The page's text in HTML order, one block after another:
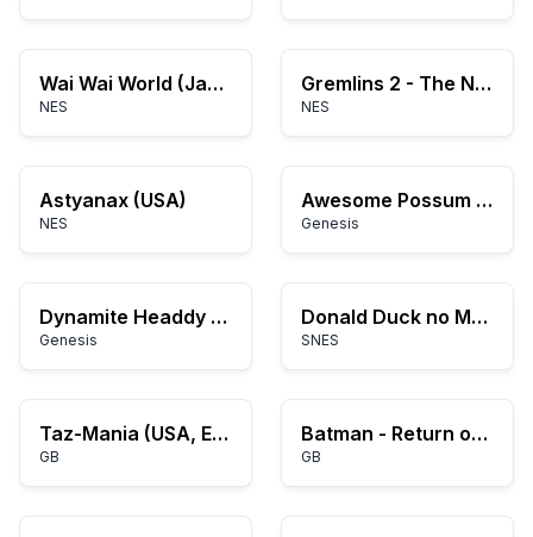
Wai Wai World (Japan)
NES
Gremlins 2 - The New Batch (Europe)
NES
Astyanax (USA)
NES
Awesome Possum (USA)
Genesis
Dynamite Headdy (Japan)
Genesis
Donald Duck no Mahou no Boushi (Japan)
SNES
Taz-Mania (USA, Europe)
GB
Batman - Return of the Joker (Japan)
GB